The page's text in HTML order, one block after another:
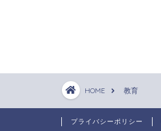
HOME 教育
プライバシーポリシー